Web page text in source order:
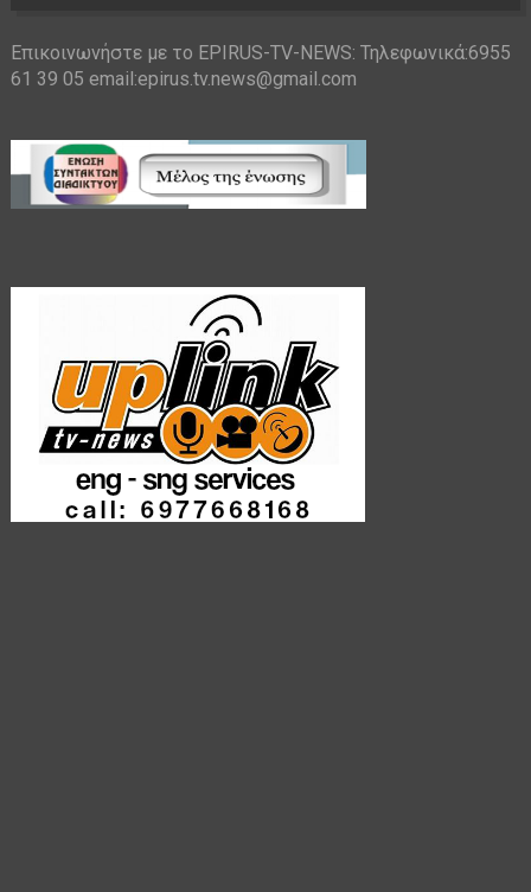
Επικοινωνήστε με το EPIRUS-TV-NEWS: Τηλεφωνικά:6955
61 39 05 email:epirus.tv.news@gmail.com